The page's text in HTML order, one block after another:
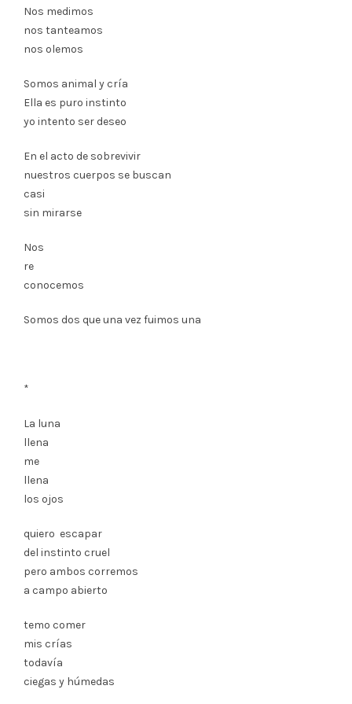
Nos medimos
nos tanteamos
nos olemos
Somos animal y cría
Ella es puro instinto
yo intento ser deseo
En el acto de sobrevivir
nuestros cuerpos se buscan
casi
sin mirarse
Nos
re
conocemos
Somos dos que una vez fuimos una
*
La luna
llena
me
llena
los ojos
quiero escapar
del instinto cruel
pero ambos corremos
a campo abierto
temo comer
mis crías
todavía
ciegas y húmedas